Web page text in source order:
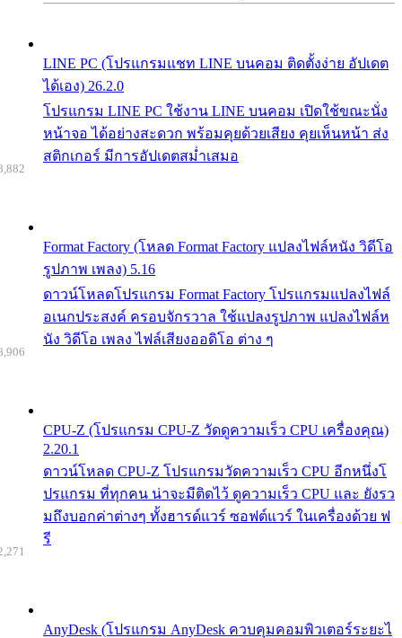
LINE PC (โปรแกรมแชท LINE บนคอม ติดตั้งง่าย อัปเดต
ได้เอง) 26.2.0
โปรแกรม LINE PC ใช้งาน LINE บนคอม เปิดใช้ขณะนั่ง
หน้าจอ ได้อย่างสะดวก พร้อมคุยด้วยเสียง คุยเห็นหน้า ส่ง
สติกเกอร์ มีการอัปเดตสม่ำเสมอ
Format Factory (โหลด Format Factory แปลงไฟล์หนัง วิดีโอ
รูปภาพ เพลง) 5.16
ดาวน์โหลดโปรแกรม Format Factory โปรแกรมแปลงไฟล์
อเนกประสงค์ ครอบจักรวาล ใช้แปลงรูปภาพ แปลงไฟล์ห
นัง วิดีโอ เพลง ไฟล์เสียงออดิโอ ต่าง ๆ
CPU-Z (โปรแกรม CPU-Z วัดดูความเร็ว CPU เครื่องคุณ)
2.20.1
ดาวน์โหลด CPU-Z โปรแกรมวัดความเร็ว CPU อีกหนึ่งโ
ปรแกรม ที่ทุกคน น่าจะมีติดไว้ ดูความเร็ว CPU และ ยังรว
มถึงบอกค่าต่างๆ ทั้งฮารด์แวร์ ซอฟต์แวร์ ในเครื่องด้วย ฟ
รี
AnyDesk (โปรแกรม AnyDesk ควบคุมคอมพิวเตอร์ระยะไ